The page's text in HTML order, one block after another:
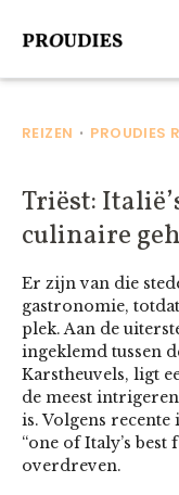
REIZEN • PROUDIES
Triëst:
culinaire
Er zijn van die
gastronomie,
plek. Aan de
ingeklemd tussen
Karstheuvels, ligt
de meest
is. Volgens
“one of Italy’s best
overdreven.